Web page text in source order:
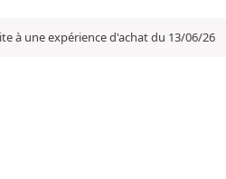
à une expérience d'achat du 13/06/26